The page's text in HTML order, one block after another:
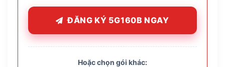
ĐĂNG KÝ 5G160B NGAY
Hoặc chọn gói khác: